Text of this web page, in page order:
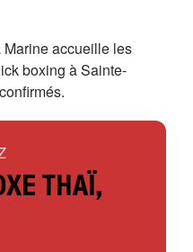
accueille les
boxing à Sainte-
THAÏ,